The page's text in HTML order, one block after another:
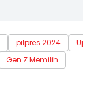
pilpres 2024
Gen Z Memilih